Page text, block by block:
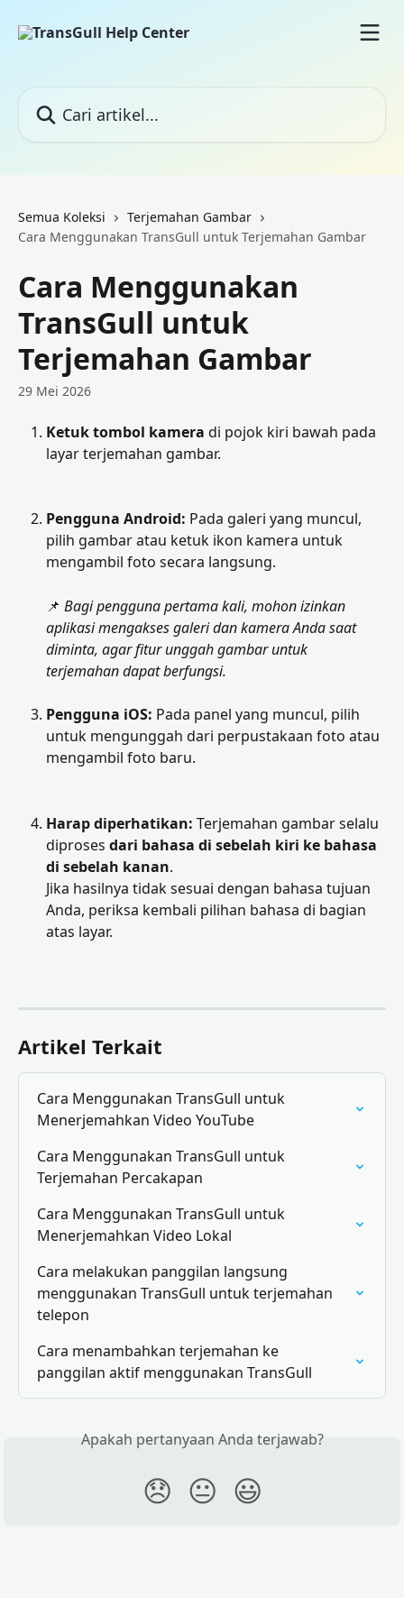
Semua Koleksi
Terjemahan Gambar
Cara Menggunakan TransGull untuk Terjemahan Gambar
Cara Menggunakan
TransGull untuk
Terjemahan Gambar
29 Mei 2026
Ketuk tombol kamera di pojok kiri bawah pada
layar terjemahan gambar.
Pengguna Android: Pada galeri yang muncul,
pilih gambar atau ketuk ikon kamera untuk
mengambil foto secara langsung.
📌 Bagi pengguna pertama kali, mohon izinkan
aplikasi mengakses galeri dan kamera Anda saat
diminta, agar fitur unggah gambar untuk
terjemahan dapat berfungsi.
Pengguna iOS: Pada panel yang muncul, pilih
untuk mengunggah dari perpustakaan foto atau
mengambil foto baru.
Harap diperhatikan: Terjemahan gambar selalu
diproses dari bahasa di sebelah kiri ke bahasa
di sebelah kanan.
Jika hasilnya tidak sesuai dengan bahasa tujuan
Anda, periksa kembali pilihan bahasa di bagian
atas layar.
Artikel Terkait
Cara Menggunakan TransGull untuk
Menerjemahkan Video YouTube
Cara Menggunakan TransGull untuk
Terjemahan Percakapan
Cara Menggunakan TransGull untuk
Menerjemahkan Video Lokal
Cara melakukan panggilan langsung
menggunakan TransGull untuk terjemahan
telepon
Cara menambahkan terjemahan ke
panggilan aktif menggunakan TransGull
Apakah pertanyaan Anda terjawab?
😞 😐 😃